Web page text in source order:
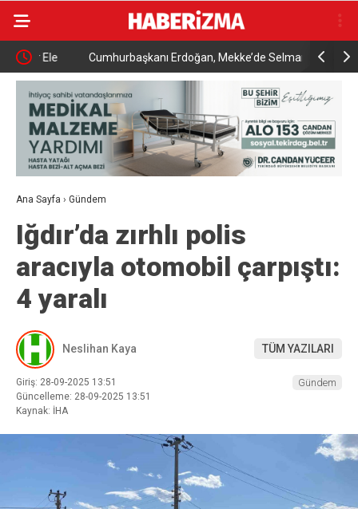
Cumhurbaşkanı Erdoğan, Mekke’de Selman ve Şerif
ile cuma namazını kıldı
YENİ
CHP’den
Ana Sayfa › Gündem
Iğdır’da zırhlı polis
aracıyla otomobil çarpıştı:
4 yaralı
Neslihan Kaya TÜM YAZILARI
Giriş: 28-09-2025 13:51
Güncelleme: 28-09-2025 13:51
Kaynak: İHA
Gündem